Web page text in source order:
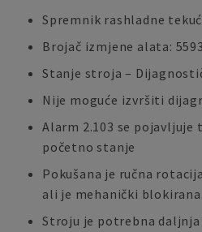
Spremnik rashladne
Brojač izmjene alata:
Stanje stroja –
Nije moguće izvršiti
Alarm 2.103 se pojavljuje
početno stanje
Pokušana je ručna
ali je mehanički blokirana.
Stroju je potrebna